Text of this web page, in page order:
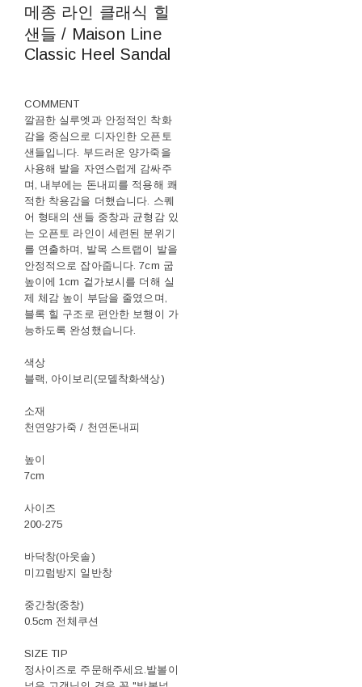
메종 라인 클래식 힐
샌들 / Maison Line
Classic Heel Sandal
COMMENT
깔끔한 실루엣과 안정적인 착화
감을 중심으로 디자인한 오픈토
샌들입니다. 부드러운 양가죽을
사용해 발을 자연스럽게 감싸주
며, 내부에는 돈내피를 적용해 쾌
적한 착용감을 더했습니다. 스퀘
어 형태의 샌들 중창과 균형감 있
는 오픈토 라인이 세련된 분위기
를 연출하며, 발목 스트랩이 발을
안정적으로 잡아줍니다. 7cm 굽
높이에 1cm 겉가보시를 더해 실
제 체감 높이 부담을 줄였으며,
블록 힐 구조로 편안한 보행이 가
능하도록 완성했습니다.
색상
블랙, 아이보리(모델착화색상)
소재
천연양가죽 / 천연돈내피
높이
7cm
사이즈
200-275
바닥창(아웃솔)
미끄럼방지 일반창
중간창(중창)
0.5cm 전체쿠션
SIZE TIP
정사이즈로 주문해주세요.발볼이